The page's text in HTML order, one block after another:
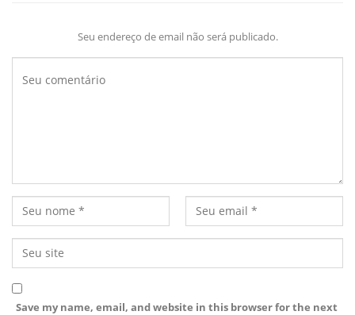
Seu endereço de email não será publicado.
Save my name, email, and website in this browser for the next